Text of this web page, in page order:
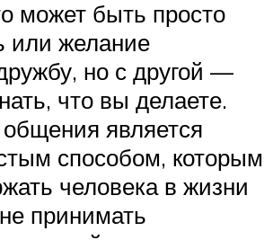
может быть просто
или желание
но с другой —
что вы делаете.
является
способом, которым
человека в жизни
принимать